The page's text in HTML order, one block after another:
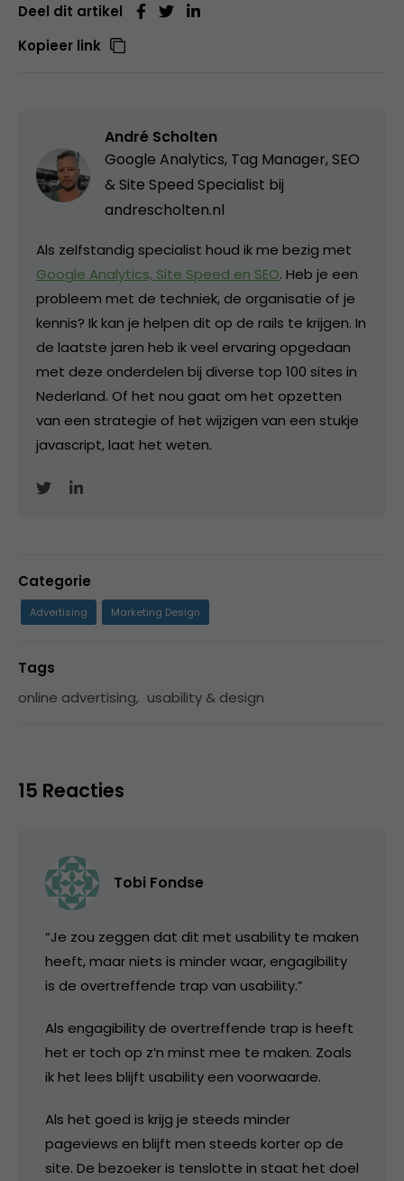
Deel dit artikel
Kopieer link
André Scholten
Google Analytics, Tag Manager, SEO
& Site Speed Specialist bij
andrescholten.nl
Als zelfstandig specialist houd ik me bezig met
Google Analytics, Site Speed en SEO. Heb je een
probleem met de techniek, de organisatie of je
kennis? Ik kan je helpen dit op de rails te krijgen. In
de laatste jaren heb ik veel ervaring opgedaan
met deze onderdelen bij diverse top 100 sites in
Nederland. Of het nou gaat om het opzetten
van een strategie of het wijzigen van een stukje
javascript, laat het weten.
Categorie
Advertising Marketing Design
Tags
online advertising, usability & design
15 Reacties
Tobi Fondse
“Je zou zeggen dat dit met usability te maken
heeft, maar niets is minder waar, engagibility
is de overtreffende trap van usability.”
Als engagibility de overtreffende trap is heeft
het er toch op z’n minst mee te maken. Zoals
ik het lees blijft usability een voorwaarde.
Als het goed is krijg je steeds minder
pageviews en blijft men steeds korter op de
site. De bezoeker is tenslotte in staat het doel